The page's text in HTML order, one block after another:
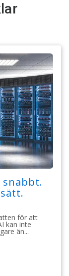
för att
kan inte
än...